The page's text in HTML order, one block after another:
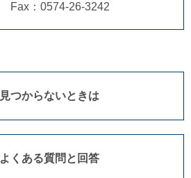
Fax：0574-26-3242
見つからないときは
よくある質問と回答